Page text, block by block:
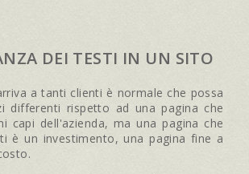
DEI TESTI IN UN SITO
a tanti clienti è normale che possa
differenti rispetto ad una pagina che
capi dell'azienda, ma una pagina che
è un investimento, una pagina fine a